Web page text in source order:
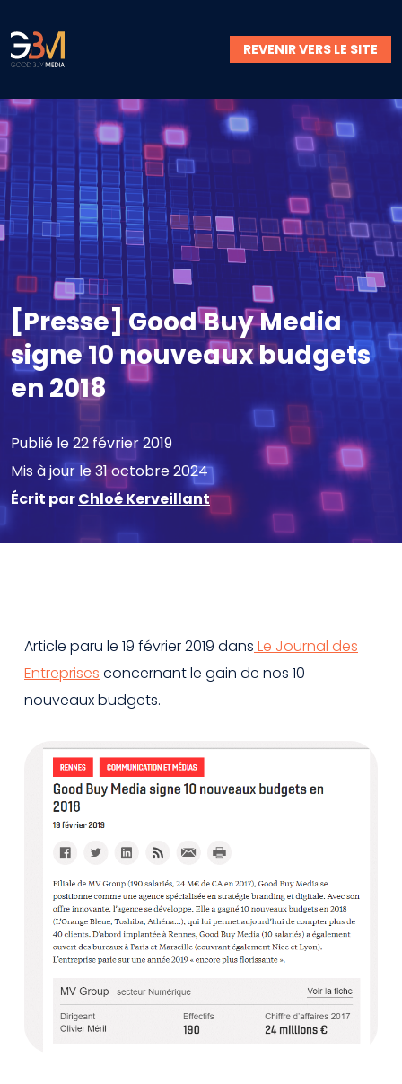
REVENIR VERS LE SITE
[Presse] Good Buy Media
signe 10 nouveaux budgets
en 2018
Publié le 22 février 2019
Mis à jour le 31 octobre 2024
Écrit parChloé Kerveillant
Article paru le 19 février 2019 dans Le Journal des
Entreprises concernant le gain de nos 10
nouveaux budgets.